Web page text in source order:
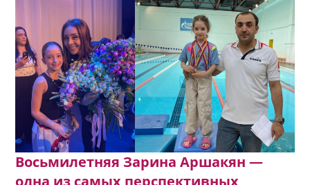
Восьмилетняя Зарина Аршакян —
одна из самых перспективных